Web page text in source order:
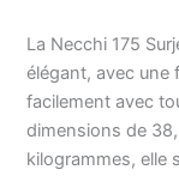
La Necchi 175
élégant, avec une
facilement avec
dimensions de
kilogrammes, elle